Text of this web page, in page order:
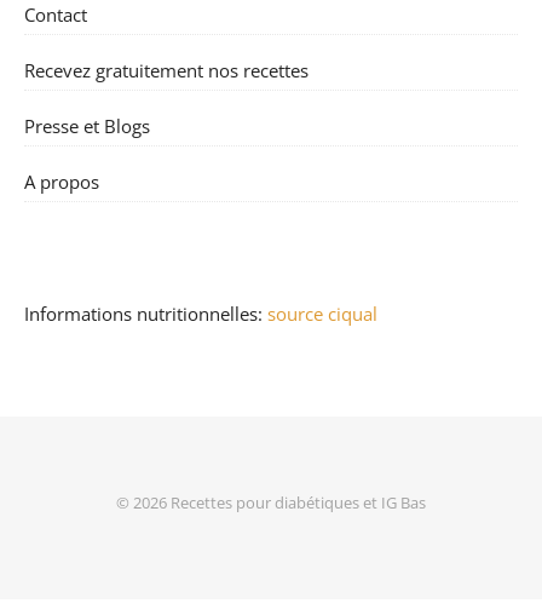
Contact
Recevez gratuitement nos recettes
Presse et Blogs
A propos
Informations nutritionnelles: source ciqual
© 2026 Recettes pour diabétiques et IG Bas